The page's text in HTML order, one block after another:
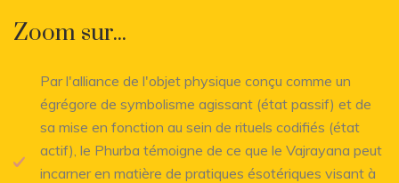
Zoom sur...
Par l'alliance de l'objet physique conçu comme un
égrégore de symbolisme agissant (état passif) et de
sa mise en fonction au sein de rituels codifiés (état
actif), le Phurba témoigne de ce que le Vajrayana peut
incarner en matière de pratiques ésotériques visant à